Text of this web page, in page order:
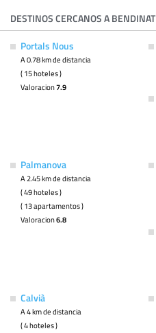
DESTINOS CERCANOS A BENDINAT
Portals Nous
A 0.78 km de distancia
( 15 hoteles )
Valoracion7.9
Palmanova
A 2.45 km de distancia
( 49 hoteles )
( 13 apartamentos )
Valoracion6.8
Calvià
A 4 km de distancia
( 4 hoteles )